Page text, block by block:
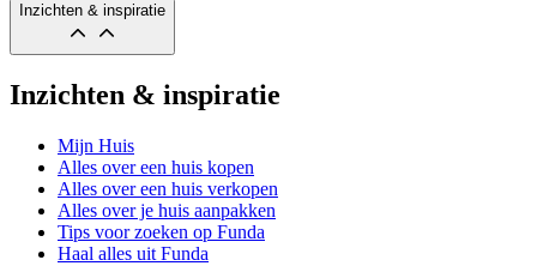
Inzichten & inspiratie
Inzichten & inspiratie
Mijn Huis
Alles over een huis kopen
Alles over een huis verkopen
Alles over je huis aanpakken
Tips voor zoeken op Funda
Haal alles uit Funda